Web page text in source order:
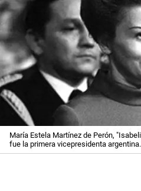
María Estela Martínez de Perón,
fue la primera vicepresidenta argentina.